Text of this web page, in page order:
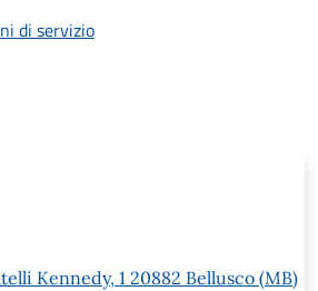
di servizio
Kennedy, 1 20882 Bellusco (MB)